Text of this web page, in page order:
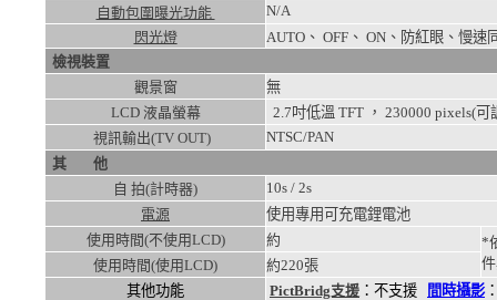
自動包圍曝光功能
N/A
閃光燈
AUTO、 OFF、 ON、防紅眼、
檢視裝置
觀景窗
無
LCD 液晶螢幕
2.7吋低溫 TFT ， 230000 pixels(可
視訊輸出(TV OUT)
NTSC/PAN
其 他
自 拍(計時器)
10s / 2s
電源
使用專用可充電鋰電池
使用時間(不使用LCD)
約
*
使用時間(使用LCD) 約220張
其他功能
PictBridg支援 ：不支援 間時攝影